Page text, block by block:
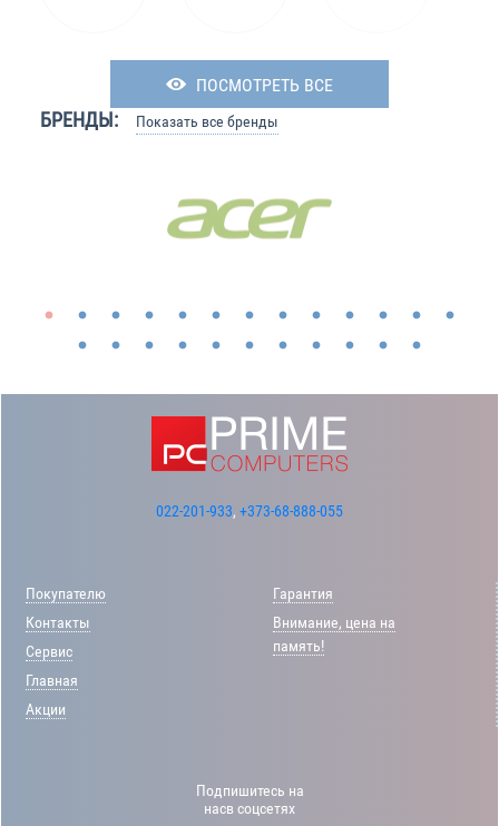
ПОСМОТРЕТЬ ВСЕ
БРЕНДЫ: Показать все бренды
022-201-933, +373-68-888-055
Покупателю
Контакты
Сервис
Главная
Акции
Гарантия
Внимание, цена на
память!
Подпишитесь на
насв соцсетях